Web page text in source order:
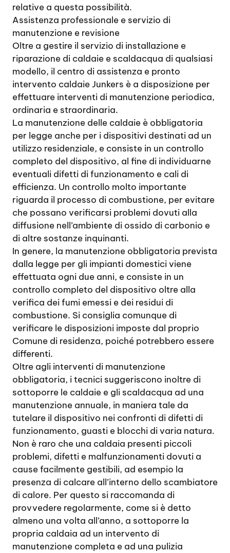
relative a questa possibilità.
Assistenza professionale e servizio di
manutenzione e revisione
Oltre a gestire il servizio di installazione e
riparazione di caldaie e scaldacqua di qualsiasi
modello, il centro di assistenza e pronto
intervento caldaie Junkers è a disposizione per
effettuare interventi di manutenzione periodica,
ordinaria e straordinaria.
La manutenzione delle caldaie è obbligatoria
per legge anche per i dispositivi destinati ad un
utilizzo residenziale, e consiste in un controllo
completo del dispositivo, al fine di individuarne
eventuali difetti di funzionamento e cali di
efficienza. Un controllo molto importante
riguarda il processo di combustione, per evitare
che possano verificarsi problemi dovuti alla
diffusione nell’ambiente di ossido di carbonio e
di altre sostanze inquinanti.
In genere, la manutenzione obbligatoria prevista
dalla legge per gli impianti domestici viene
effettuata ogni due anni, e consiste in un
controllo completo del dispositivo oltre alla
verifica dei fumi emessi e dei residui di
combustione. Si consiglia comunque di
verificare le disposizioni imposte dal proprio
Comune di residenza, poiché potrebbero essere
differenti.
Oltre agli interventi di manutenzione
obbligatoria, i tecnici suggeriscono inoltre di
sottoporre le caldaie e gli scaldacqua ad una
manutenzione annuale, in maniera tale da
tutelare il dispositivo nei confronti di difetti di
funzionamento, guasti e blocchi di varia natura.
Non è raro che una caldaia presenti piccoli
problemi, difetti e malfunzionamenti dovuti a
cause facilmente gestibili, ad esempio la
presenza di calcare all’interno dello scambiatore
di calore. Per questo si raccomanda di
provvedere regolarmente, come si è detto
almeno una volta all’anno, a sottoporre la
propria caldaia ad un intervento di
manutenzione completa e ad una pulizia